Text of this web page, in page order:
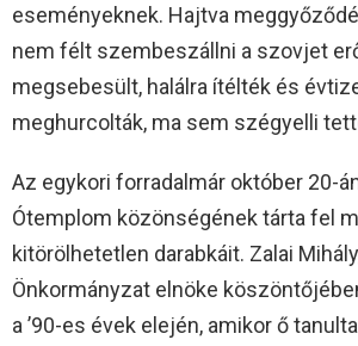
eseményeknek. Hajtva
nem félt szembeszállni a szovjet
megsebesült, halálra ítélték és
meghurcolták, ma sem szégyelli
Az egykori forradalmár október 20-
Ótemplom közönségének tárta fel
kitörölhetetlen darabkáit. Zalai
Önkormányzat elnöke
a ’90-es évek elején, amikor ő